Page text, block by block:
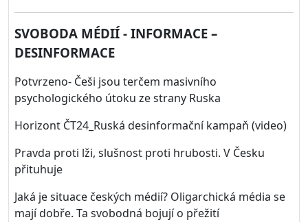
SVOBODA MÉDIÍ - INFORMACE –
DESINFORMACE
Potvrzeno- Češi jsou terčem masivního
psychologického útoku ze strany Ruska
Horizont ČT24_Ruská desinformační kampaň (video)
Pravda proti lži, slušnost proti hrubosti. V Česku
přituhuje
Jaká je situace českých médií? Oligarchická média se
mají dobře. Ta svobodná bojují o přežití